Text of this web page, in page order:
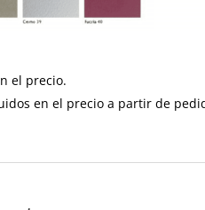
el precio.
en el precio a partir de